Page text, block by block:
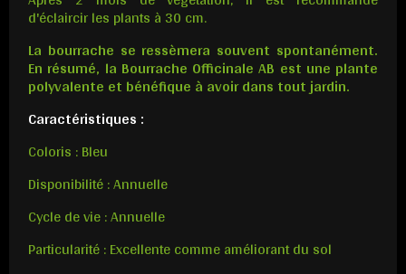
d'éclaircir les plants à 30 cm.
La bourrache se ressèmera souvent spontanément.
En résumé, la Bourrache Officinale AB est une plante
polyvalente et bénéfique à avoir dans tout jardin.
Caractéristiques :
Coloris : Bleu
Disponibilité : Annuelle
Cycle de vie : Annuelle
Particularité : Excellente comme améliorant du sol